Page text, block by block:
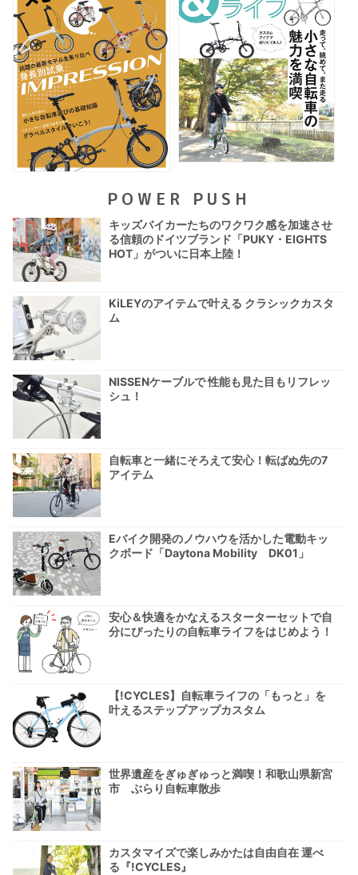
POWER PUSH
キッズバイカーたちのワクワク感を加速させ
る信頼のドイツブランド「PUKY・EIGHTS
HOT」がついに日本上陸！
KiLEYのアイテムで叶える クラシックカスタ
ム
NISSENケーブルで 性能も見た目もリフレッ
シュ！
自転車と一緒にそろえて安心！転ばぬ先の7
アイテム
Eバイク開発のノウハウを活かした電動キッ
クボード「Daytona Mobility DK01」
安心＆快適をかなえるスターターセットで自
分にぴったりの自転車ライフをはじめよう！
【!CYCLES】自転車ライフの「もっと」を
叶えるステップアップカスタム
世界遺産をぎゅぎゅっと満喫！和歌山県新宮
市 ぶらり自転車散歩
カスタマイズで楽しみかたは自由自在 運べ
る『!CYCLES』